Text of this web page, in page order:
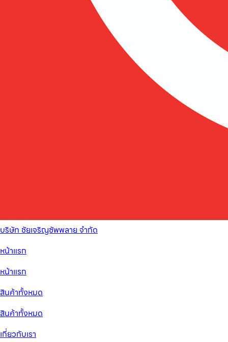
บริษัท ชัยเจริญซัพพลาย จำกัด
หน้าแรก
หน้าแรก
สินค้าทั้งหมด
สินค้าทั้งหมด
เกี่ยวกับเรา